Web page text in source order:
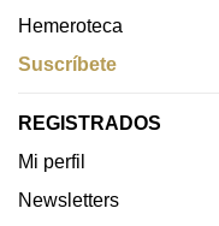
Hemeroteca
Suscríbete
REGISTRADOS
Mi perfil
Newsletters